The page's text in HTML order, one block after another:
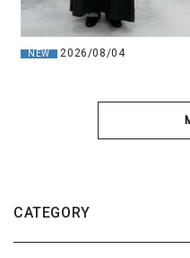
NEW 2026/08/04
CATEGORY